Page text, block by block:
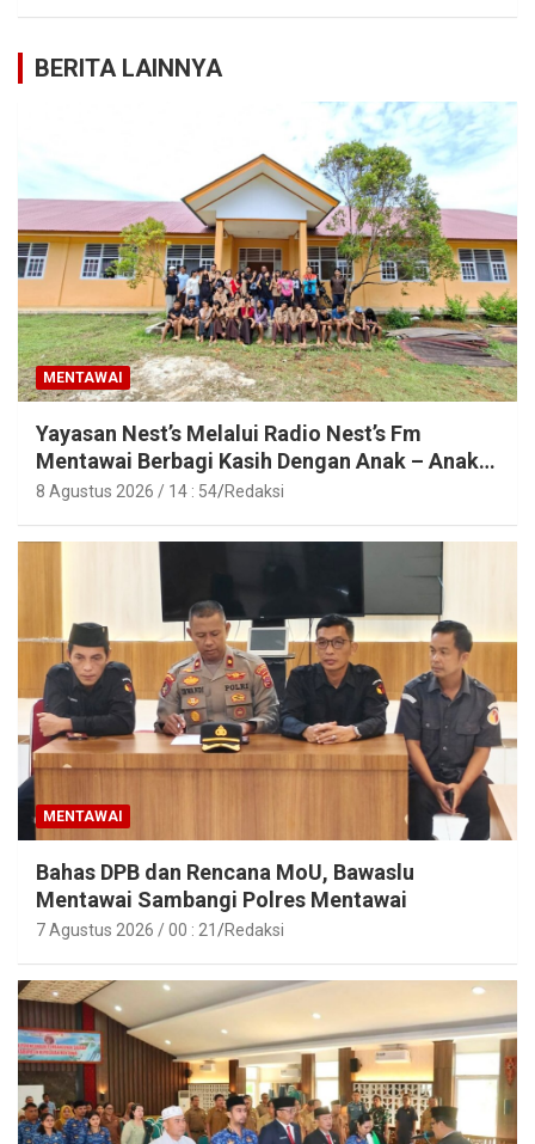
BERITA LAINNYA
MENTAWAI
Yayasan Nest’s Melalui Radio Nest’s Fm
Mentawai Berbagi Kasih Dengan Anak – Anak
Asrama SMAN 2 Sipora
8 Agustus 2026 / 14 : 54 Redaksi
MENTAWAI
Bahas DPB dan Rencana MoU, Bawaslu
Mentawai Sambangi Polres Mentawai
7 Agustus 2026 / 00 : 21 Redaksi